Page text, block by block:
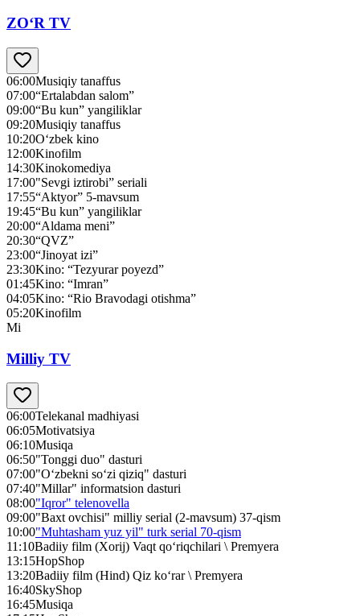
ZO‘R TV
06:00Musiqiy tanaffus
07:00“Ertalabdan salom”
09:00“Bu kun” yangiliklar
09:20Musiqiy tanaffus
10:20O‘zbek kino
12:00Kinofilm
14:30Kinokomediya
17:00"Sevgi iztirobi” seriali
17:55“Aktyor” 5-mavsum
19:45“Bu kun” yangiliklar
20:00“Aldama meni”
20:30“QVZ”
23:00“Jinoyat izi”
23:30Kino: “Tezyurar poyezd”
01:45Kino: “Imran”
04:05Kino: “Rio Bravodagi otishma”
05:20Kinofilm
Mi
Milliy TV
06:00Telekanal madhiyasi
06:05Motivatsiya
06:10Musiqa
06:50"Tonggi duo" dasturi
07:00"O‘zbekni so‘zi qiziq" dasturi
07:40"Millar" informatsion dasturi
08:00"Iqror" telenovella
09:00"Baxt ovchisi" milliy serial (2-mavsum) 37-qism
10:00"Muhtasham yuz yil" turk serial 70-qism
11:10Badiiy film (Xorij) Vaqt qo‘riqchilari \ Premyera
13:15HopShop
13:20Badiiy film (Hind) Qiz ko‘rar \ Premyera
16:40SkyShop
16:45Musiqa